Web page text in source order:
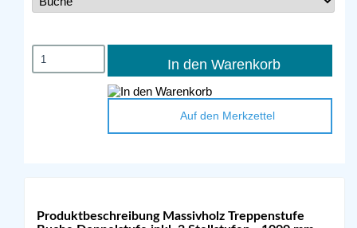
In den Warenkorb
Auf den Merkzettel
Produktbeschreibung Massivholz Treppenstufe